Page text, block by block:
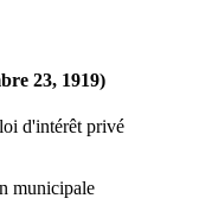
23, 1919)
d'intérêt privé
municipale